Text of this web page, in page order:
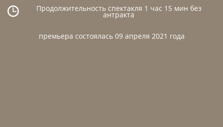
Продолжительность спектакля 1 час 15 мин без
антракта
премьера состоялась 09 апреля 2021 года